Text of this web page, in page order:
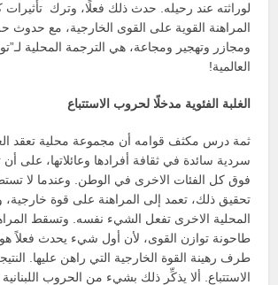
لوراثته عند رحيله. حدث ذلك فعلًا، وترك تأثيرات
المراهنة القوية على القوى الخارجية، مع حدوث
ومجازر وتهجير ومجاعة، هي الترجمة المحلية
العالمية!
الغلبة الفئوية مدخلًا لحروب الاستتباع
ثمة درس مكثف قوامه أن مجموعة محلية تعقد
سردية سائدة في ثقافة أفرادها وعائلاتها، على أن
فوق كل الفئات الاخرى في الوطن. وعندما لا
تحقيق ذلك، تعمد إلى المراهنة على قوة خارجية،
المحلية الاخرى تفعل الشيء نفسه. وتسقط
طاحونة توازن القوى، لأن أول شيء يحدث فعلاً
طرف رهينة القوة الخارجية التي راهن عليها.
الاستتباع. ألا يذكِّر ذلك بشيء من الحروب اللبنانية